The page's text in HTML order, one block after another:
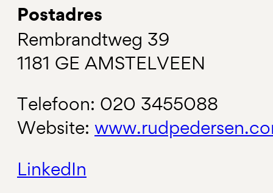
Postadres
Rembrandtweg 39
1181 GE AMSTELVEEN
Telefoon: 020 3455088
Website:
LinkedIn